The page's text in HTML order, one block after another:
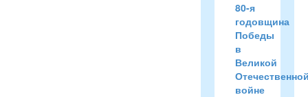
80-я
годовщина
Победы
в
Великой
войне